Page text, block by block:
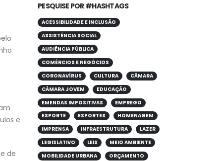
e
de
PESQUISE POR #HASHTAGS
ACESSIBILIDADE E INCLUSÃO
ASSISTÊNCIA SOCIAL
AUDIÊNCIA PÚBLICA
COMÉRCIOS E NEGÓCIOS
CORONAVÍRUS
CULTURA
CÂMARA
CÂMARA JOVEM
EDUCAÇÃO
EMENDAS IMPOSITIVAS
EMPREGO
ESPORTE
ESPORTES
HOMENAGEM
IMPRENSA
INFRAESTRUTURA
LAZER
LEGISLATIVO
LEIS
MEIO AMBIENTE
MOBILIDADE URBANA
ORÇAMENTO